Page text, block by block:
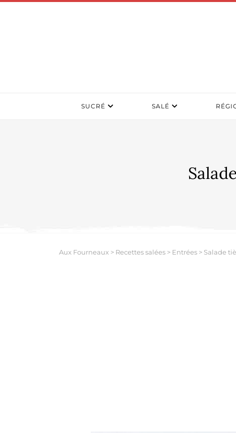
SUCRÉ SALÉ
Aux Fourneaux > Recettes salées > Entrées > Salade